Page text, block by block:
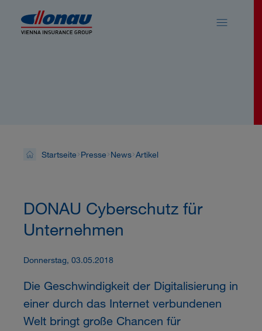
Startseite Presse News Artikel
DONAU Cyberschutz für
Unternehmen
Donnerstag, 03.05.2018
Die Geschwindigkeit der Digitalisierung in
einer durch das Internet verbundenen
Welt bringt große Chancen für